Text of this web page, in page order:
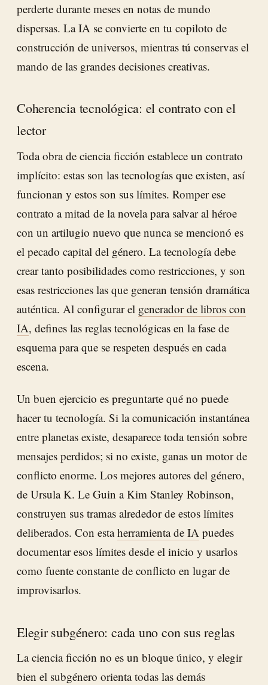
perderte durante meses en notas de mundo
dispersas. La IA se convierte en tu copiloto de
construcción de universos, mientras tú conservas el
mando de las grandes decisiones creativas.
Coherencia tecnológica: el contrato con el
lector
Toda obra de ciencia ficción establece un contrato
implícito: estas son las tecnologías que existen, así
funcionan y estos son sus límites. Romper ese
contrato a mitad de la novela para salvar al héroe
con un artilugio nuevo que nunca se mencionó es
el pecado capital del género. La tecnología debe
crear tanto posibilidades como restricciones, y son
esas restricciones las que generan tensión dramática
auténtica. Al configurar el generador de libros con
IA, defines las reglas tecnológicas en la fase de
esquema para que se respeten después en cada
escena.
Un buen ejercicio es preguntarte qué no puede
hacer tu tecnología. Si la comunicación instantánea
entre planetas existe, desaparece toda tensión sobre
mensajes perdidos; si no existe, ganas un motor de
conflicto enorme. Los mejores autores del género,
de Ursula K. Le Guin a Kim Stanley Robinson,
construyen sus tramas alrededor de estos límites
deliberados. Con estaherramienta de IA puedes
documentar esos límites desde el inicio y usarlos
como fuente constante de conflicto en lugar de
improvisarlos.
Elegir subgénero: cada uno con sus reglas
La ciencia ficción no es un bloque único, y elegir
bien el subgénero orienta todas las demás